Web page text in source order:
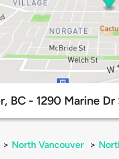
BC - 1290 Marine
> North Vancouver >